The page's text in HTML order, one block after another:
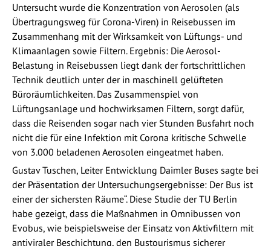
Untersucht wurde die Konzentration von Aerosolen (als
Übertragungsweg für Corona-Viren) in Reisebussen im
Zusammenhang mit der Wirksamkeit von Lüftungs- und
Klimaanlagen sowie Filtern. Ergebnis: Die Aerosol-
Belastung in Reisebussen liegt dank der fortschrittlichen
Technik deutlich unter der in maschinell gelüfteten
Büroräumlichkeiten. Das Zusammenspiel von
Lüftungsanlage und hochwirksamen Filtern, sorgt dafür,
dass die Reisenden sogar nach vier Stunden Busfahrt noch
nicht die für eine Infektion mit Corona kritische Schwelle
von 3.000 beladenen Aerosolen eingeatmet haben.
Gustav Tuschen, Leiter Entwicklung Daimler Buses sagte bei
der Präsentation der Untersuchungsergebnisse: Der Bus ist
einer der sichersten Räume“. Diese Studie der TU Berlin
habe gezeigt, dass die Maßnahmen in Omnibussen von
Evobus, wie beispielsweise der Einsatz von Aktivfiltern mit
antiviraler Beschichtung, den Bustourismus sicherer